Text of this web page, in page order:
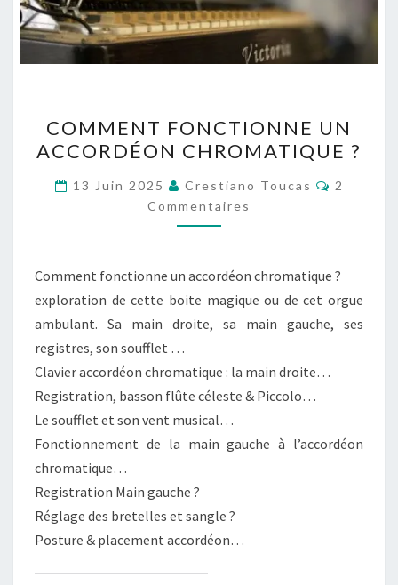
FONCTIONNE
UN
ACCORDÉON
CHROMATIQUE
?
COMMENT FONCTIONNE UN
ACCORDÉON CHROMATIQUE ?
13 Juin 2025 Crestiano Toucas
2
Commentaires
Comment fonctionne un accordéon chromatique ?
exploration de cette boite magique ou de cet orgue
ambulant. Sa main droite, sa main gauche, ses
registres, son soufflet …
Clavier accordéon chromatique : la main droite…
Registration, basson flûte céleste & Piccolo…
Le soufflet et son vent musical…
Fonctionnement de la main gauche à l’accordéon
chromatique…
Registration Main gauche ?
Réglage des bretelles et sangle ?
Posture & placement accordéon…